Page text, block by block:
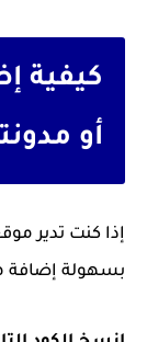
كيفية
أو
إذا كنت تدير
بسهولة إضافة